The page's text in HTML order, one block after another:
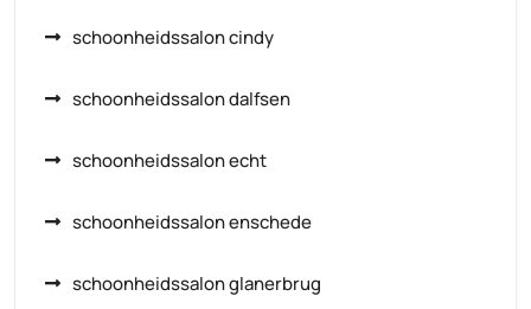
schoonheidssalon cindy
schoonheidssalon dalfsen
schoonheidssalon echt
schoonheidssalon enschede
schoonheidssalon glanerbrug